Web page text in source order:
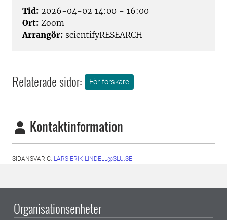
Tid: 2026-04-02 14:00 - 16:00
Ort: Zoom
Arrangör: scientifyRESEARCH
Relaterade sidor: För forskare
Kontaktinformation
SIDANSVARIG: LARS-ERIK.LINDELL@SLU.SE
Organisationsenheter